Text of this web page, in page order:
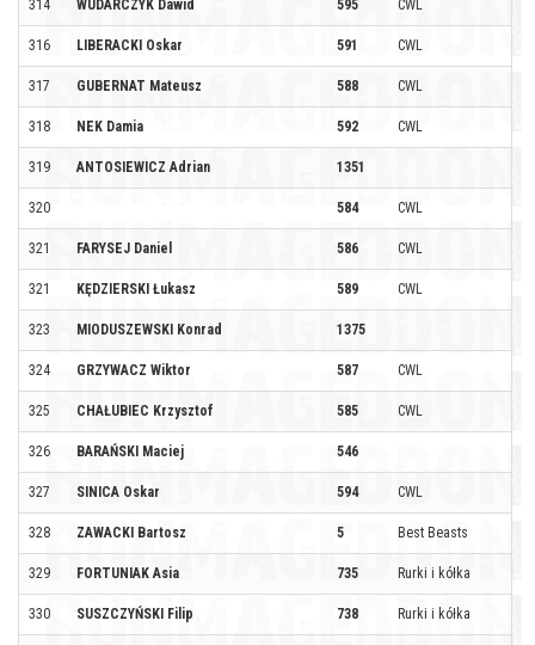
314 WUDARCZYK Dawid 595 CWL
316 LIBERACKI Oskar 591 CWL
317 GUBERNAT Mateusz 588 CWL
318 NEK Damia 592 CWL
319 ANTOSIEWICZ Adrian 1351
320 584 CWL
321 FARYSEJ Daniel 586 CWL
321 KĘDZIERSKI Łukasz 589 CWL
323 MIODUSZEWSKI Konrad 1375
324 GRZYWACZ Wiktor 587 CWL
325 CHAŁUBIEC Krzysztof 585 CWL
326 BARAŃSKI Maciej 546
327 SINICA Oskar 594 CWL
328 ZAWACKI Bartosz 5 Best Beasts
329 FORTUNIAK Asia 735 Rurki i kółka
330 SUSZCZYŃSKI Filip 738 Rurki i kółka